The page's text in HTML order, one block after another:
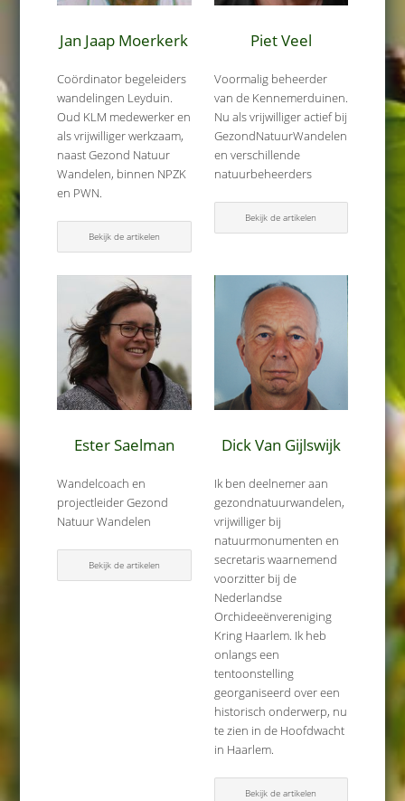
Jan Jaap Moerkerk
Coördinator begeleiders
wandelingen Leyduin.
Oud KLM medewerker en
als vrijwilliger werkzaam,
naast Gezond Natuur
Wandelen, binnen NPZK
en PWN.
Bekijk de artikelen
Piet Veel
Voormalig beheerder
van de Kennemerduinen.
Nu als vrijwilliger actief bij
GezondNatuurWandelen
en verschillende
natuurbeheerders
Bekijk de artikelen
Ester Saelman
Wandelcoach en
projectleider Gezond
Natuur Wandelen
Bekijk de artikelen
Dick Van Gijlswijk
Ik ben deelnemer aan
gezondnatuurwandelen,
vrijwilliger bij
natuurmonumenten en
secretaris waarnemend
voorzitter bij de
Nederlandse
Orchideeënvereniging
Kring Haarlem. Ik heb
onlangs een
tentoonstelling
georganiseerd over een
historisch onderwerp, nu
te zien in de Hoofdwacht
in Haarlem.
Bekijk de artikelen